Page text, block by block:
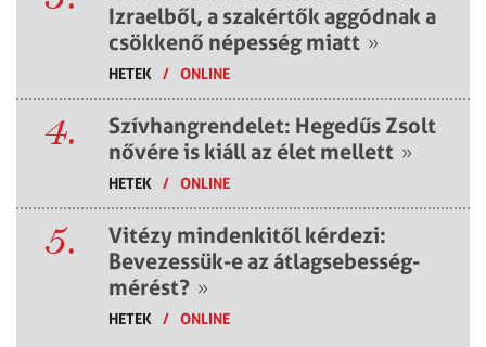
Izraelből, a szakértők aggódnak a
csökkenő népesség miatt »
HETEK / ONLINE
4.
Szívhangrendelet: Hegedűs Zsolt
nővére is kiáll az élet mellett »
HETEK / ONLINE
5.
Vitézy mindenkitől kérdezi:
Bevezessük-e az átlagsebesség-
mérést? »
HETEK / ONLINE